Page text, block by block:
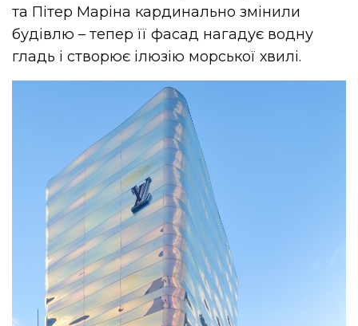
та Пітер Маріна кардинально змінили
будівлю – тепер її фасад нагадує водну
гладь і створює ілюзію морської хвилі.